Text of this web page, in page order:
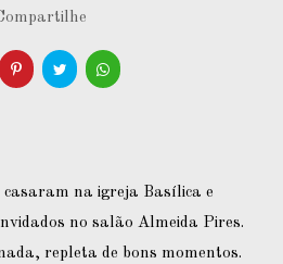
na igreja Basílica e
no salão Almeida Pires.
repleta de bons momentos.